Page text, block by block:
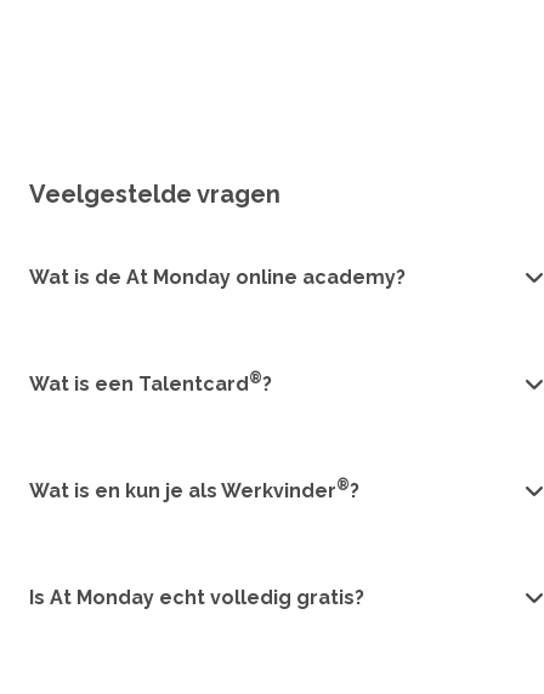
Veelgestelde vragen
Wat is de At Monday online academy?
Wat is een Talentcard®?
Wat is en kun je als Werkvinder®?
Is At Monday echt volledig gratis?